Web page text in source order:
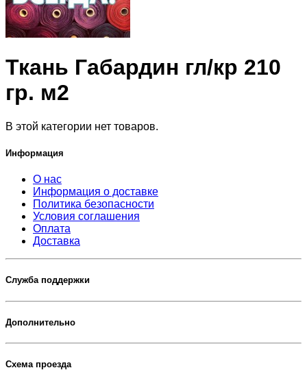
Ткань Габардин гл/кр 210
гр. м2
В этой категории нет товаров.
Информация
О нас
Информация о доставке
Политика безопасности
Условия соглашения
Оплата
Доставка
Служба поддержки
Дополнительно
Схема проезда